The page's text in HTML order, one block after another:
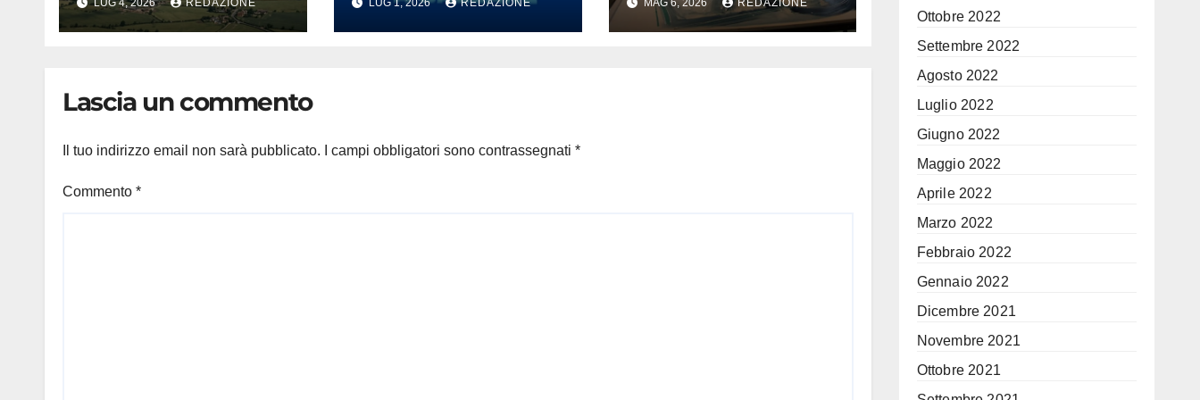
attenzione
nell’intrattenimento
‘Voglio andare a
ballare’: il
Donno: opere e
sculture nel cuore
Lascia un commento
Il tuo indirizzo email non sarà pubblicato. I campi obbligatori sono contrassegnati *
Commento *
Ottobre 2022
Settembre 2022
Agosto 2022
Luglio 2022
Giugno 2022
Maggio 2022
Aprile 2022
Marzo 2022
Febbraio 2022
Gennaio 2022
Dicembre 2021
Novembre 2021
Ottobre 2021